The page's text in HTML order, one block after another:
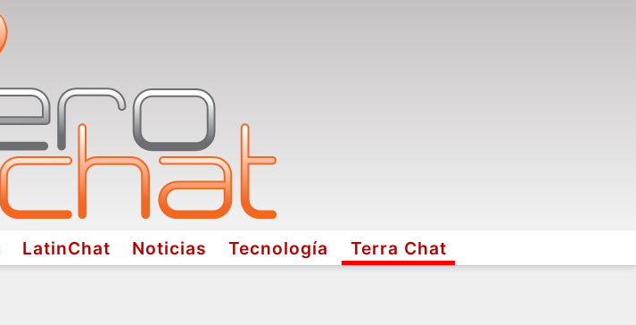
LatinChat Noticias Tecnología Terra Chat